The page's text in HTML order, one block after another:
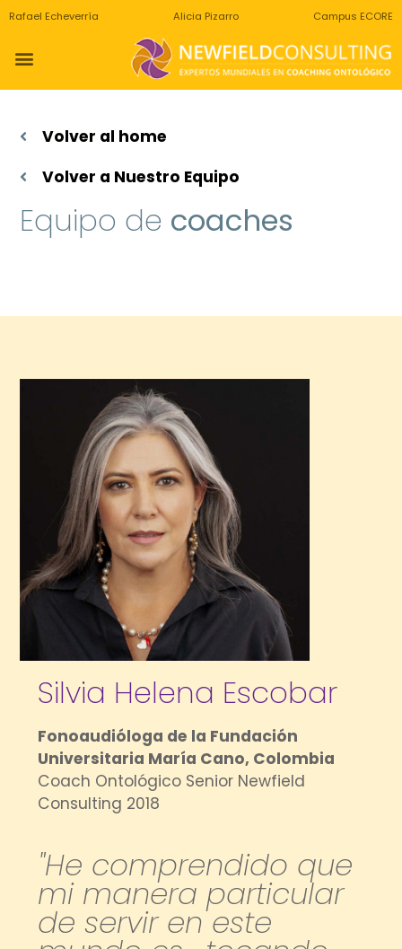
Rafael Echeverría Alicia Pizarro Campus ECORE
Volver al home
Volver a Nuestro Equipo
Equipo de coaches
Silvia Helena Escobar
Fonoaudióloga de la Fundación
Universitaria María Cano, Colombia
Coach Ontológico Senior Newfield
Consulting 2018
"He comprendido que
mi manera particular
de servir en este